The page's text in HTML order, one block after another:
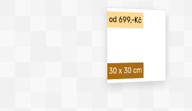
od 699,-Kč
30 x 30 cm